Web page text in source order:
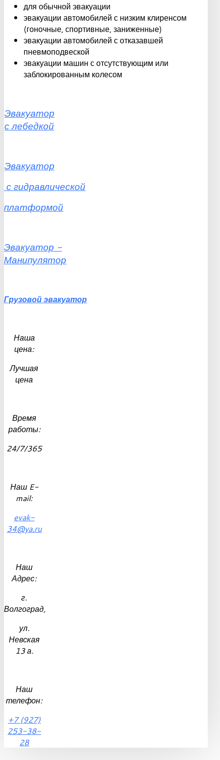
для обычной эвакуации
эвакуации автомобилей с низким клиренсом
(гоночные, спортивные, заниженные)
эвакуации автомобилей с отказавшей
пневмоподвеской
эвакуации машин с отсутствующим или
заблокированным колесом
Эвакуатор
с лебедкой
Эвакуатор
сгидравлической
платформой
Эвакуатор -
Манипулятор
Грузовойэвакуатор
Наша
цена:
Лучшая
цена
Время
работы:
24/7/365
Наш E-
mail:
evak-
34@ya.ru
Наш
Адрес:
г.
Волгоград,
ул.
Невская
13 а.
Наш
телефон:
+7 (927)
253-38-
28